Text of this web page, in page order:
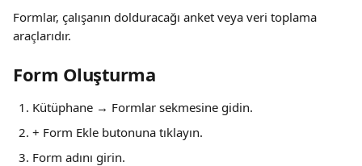
Formlar, çalışanın dolduracağı anket veya veri toplama
araçlarıdır.
Form Oluşturma
Kütüphane → Formlar sekmesine gidin.
+ Form Ekle butonuna tıklayın.
Form adını girin.